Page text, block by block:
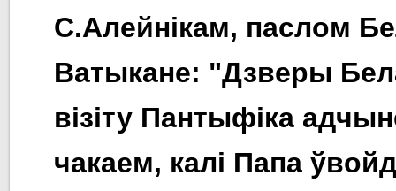
С.Алейнікам, паслом
Ватыкане: "Дзверы
візіту Пантыфіка
чакаем, калі Папа